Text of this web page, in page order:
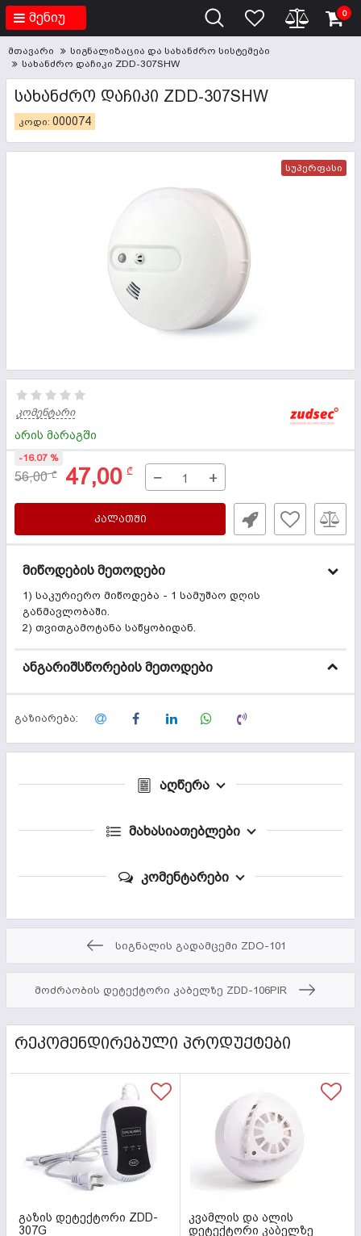
მენიუ 0
მთავარი
სიგნალიზაცია და სახანძრო სისტემები
სახანძრო დაჩიკი ZDD-307SHW
ᲡᲐᲮᲐᲜᲫᲠᲝ ᲓᲐᲩᲘᲙᲘ ZDD-307SHW
კოდი: 000074
სუპერფასი
კომენტარი
არის მარაგში
56,00 ₾ 47,00 ₾
-16.07 %
− +
ᲙᲐᲚᲐᲗᲨᲘ
მიწოდების მეთოდები
1) საკურიერო მიწოდება - 1 სამუშაო დღის
განმავლობაში.
2) თვითგამოტანა საწყობიდან.
ანგარიშსწორების მეთოდები
გაზიარება:
აღწერა
მახასიათებლები
კომენტარები
სიგნალის გადამცემი ZDO-101
მოძრაობის დეტექტორი კაბელზე ZDD-106PIR
ᲠᲔᲙᲝᲛᲔᲜᲓᲘᲠᲔᲑᲣᲚᲘ ᲞᲠᲝᲓᲣᲥᲢᲔᲑᲘ
გაზის დეტექტორი ZDD-
307G
კვამლის და ალის
დეტექტორი კაბელზე